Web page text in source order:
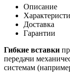
Описание
Доставка
Гарантии
Гибкие вставки
передачи
системам